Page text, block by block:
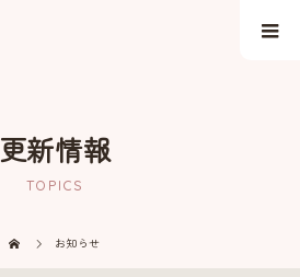
更新情報
TOPICS
お知らせ